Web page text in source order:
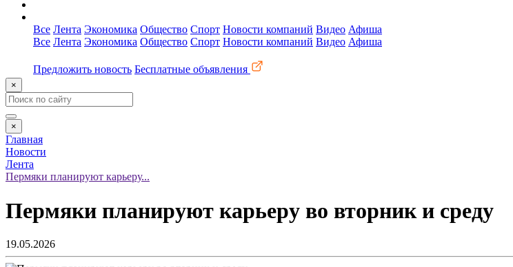
Все Лента Экономика Общество Спорт Новости компаний Видео Афиша
Все Лента Экономика Общество Спорт Новости компаний Видео Афиша
Предложить новость Бесплатные объявления
×
×
Главная
Новости
Лента
Пермяки планируют карьеру...
Пермяки планируют карьеру во вторник и среду
19.05.2026